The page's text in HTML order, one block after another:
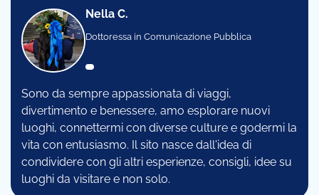
Nella C.
Dottoressa in Comunicazione Pubblica
Sono da sempre appassionata di viaggi,
divertimento e benessere, amo esplorare nuovi
luoghi, connettermi con diverse culture e godermi la
vita con entusiasmo. Il sito nasce dall'idea di
condividere con gli altri esperienze, consigli, idee su
luoghi da visitare e non solo.